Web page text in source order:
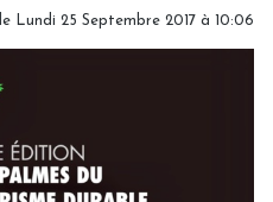
le Lundi 25 Septembre 2017 à 10:06